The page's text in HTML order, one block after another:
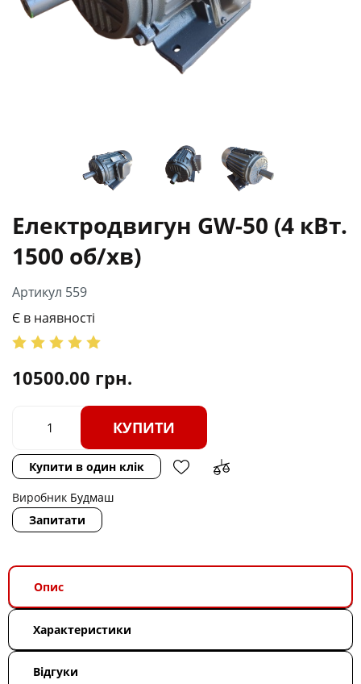
Електродвигун GW-50 (4 кВт.
1500 об/хв)
Артикул 559
Є в наявності
10500.00 грн.
КУПИТИ
Купити в один клік
Виробник Будмаш
Запитати
Опис
Характеристики
Відгуки